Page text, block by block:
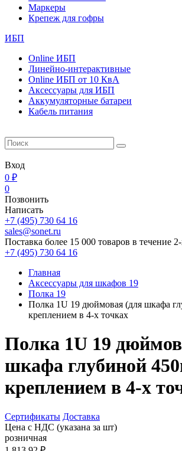
Маркеры
Крепеж для гофры
ИБП
Online ИБП
Линейно-интерактивные
Online ИБП от 10 КвА
Aксессуары для ИБП
Аккумуляторные батареи
Кабель питания
Вход
0 ₽
0
Позвонить
Написать
+7 (495) 730 64 16
sales@sonet.ru
Поставка более 15 000 товаров в течение
+7 (495) 730 64 16
Главная
Аксессуары для шкафов 19
Полка 19
Полка 1U 19 дюймовая (для шкафа
креплением в 4-х точках
Полка 1U 19
шкафа глубиной
креплением в 4-х
Сертификаты Доставка
Цена с НДС (указана за шт)
розничная